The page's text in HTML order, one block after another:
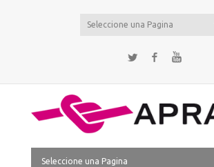
Seleccione una Pagina
Twitter Facebook
Seleccione una Pagina